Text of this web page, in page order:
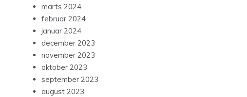
marts 2024
februar 2024
januar 2024
december 2023
november 2023
oktober 2023
september 2023
august 2023